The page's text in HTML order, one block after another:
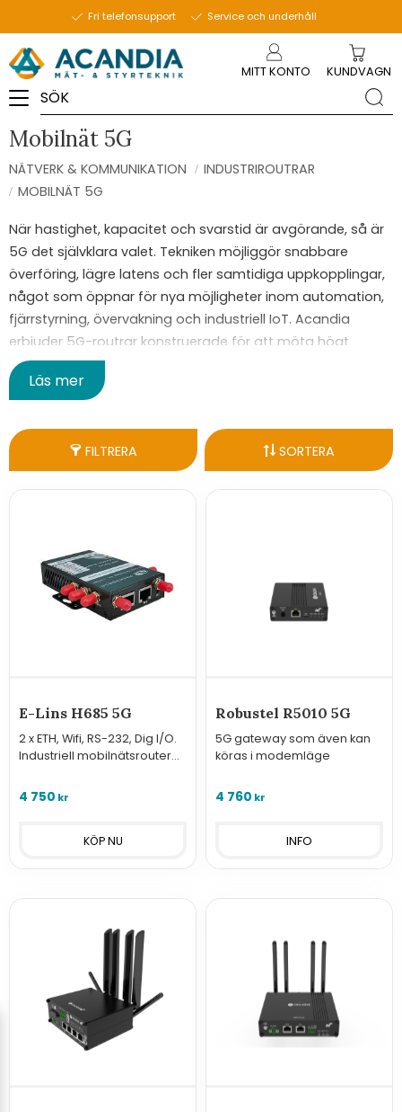
Fri telefonsupport Service och underhåll
MITT KONTO KUNDVAGN
Mobilnät 5G
NÄTVERK & KOMMUNIKATION
INDUSTRIROUTRAR
MOBILNÄT 5G
När hastighet, kapacitet och svarstid är avgörande, så är
5G det självklara valet. Tekniken möjliggör snabbare
överföring, lägre latens och fler samtidiga uppkopplingar,
något som öppnar för nya möjligheter inom automation,
fjärrstyrning, övervakning och industriell IoT. Acandia
erbjuder 5G-routrar konstruerade för att möta högt
ställda krav i tekniskt krävande miljöer.
Läs mer
FILTRERA SORTERA
E-Lins H685 5G
2 x ETH, Wifi, RS-232, Dig I/O.
Industriell mobilnätsrouter
funktioner i kompakt format.
4 750 kr
Robustel R5010 5G
5G gateway som även kan
köras i modemläge
4 760 kr
INFO